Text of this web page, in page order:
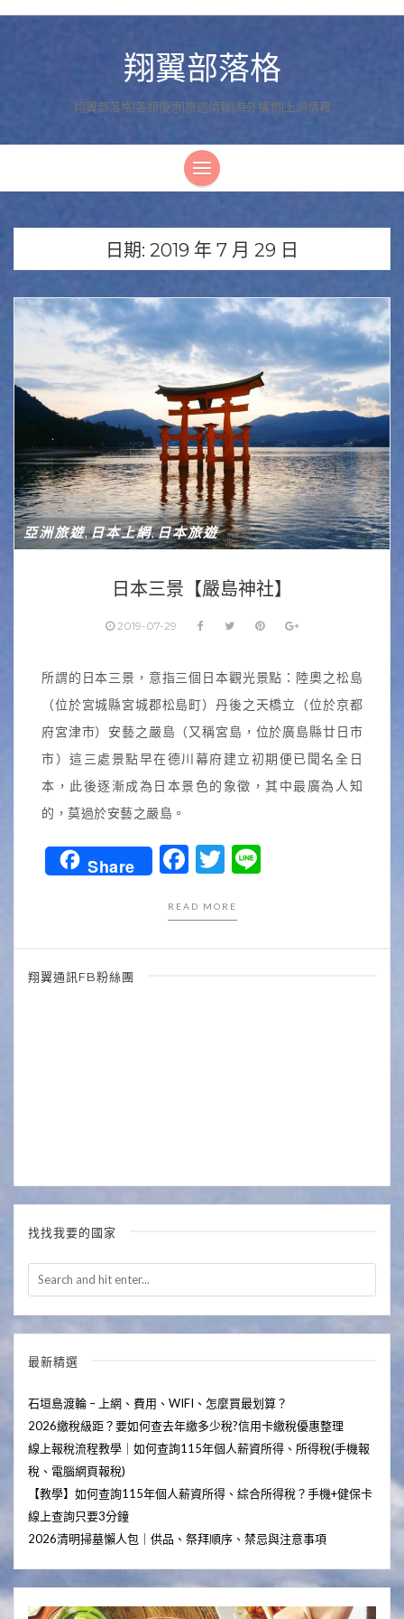
翔翼部落格
翔翼部落格|各類優惠|旅遊情報|海外購物|上網情報
日期: 2019 年 7 月 29 日
亞洲旅遊,日本上網,日本旅遊
日本三景【嚴島神社】
2019-07-29
所謂的日本三景，意指三個日本觀光景點：陸奧之松島
（位於宮城縣宮城郡松島町）丹後之天橋立（位於京都
府宮津市）安藝之嚴島（又稱宮島，位於廣島縣廿日市
市）這三處景點早在德川幕府建立初期便已聞名全日
本，此後逐漸成為日本景色的象徵，其中最廣為人知
的，莫過於安藝之嚴島。
Share Facebook
Twitter
Line
READ MORE
翔翼通訊FB粉絲團
找找我要的國家
最新精選
石垣島渡輪 – 上網、費用、WIFI、怎麼買最划算？
2026繳稅級距？要如何查去年繳多少稅?信用卡繳稅優惠整理
線上報稅流程教學｜如何查詢115年個人薪資所得、所得稅(手機報
稅、電腦網頁報稅)
【教學】如何查詢115年個人薪資所得、綜合所得稅？手機+健保卡
線上查詢只要3分鐘
2026清明掃墓懶人包｜供品、祭拜順序、禁忌與注意事項